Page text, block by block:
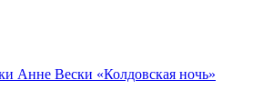
Анне Вески «Колдовская ночь»